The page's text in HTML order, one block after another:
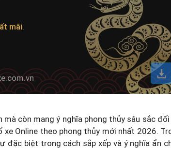
mãi.
còn mang ý nghĩa phong thủy sâu sắc đối
xe Online theo phong thủy mới nhất 2026.
đặc biệt trong cách sắp xếp và ý nghĩa ẩn